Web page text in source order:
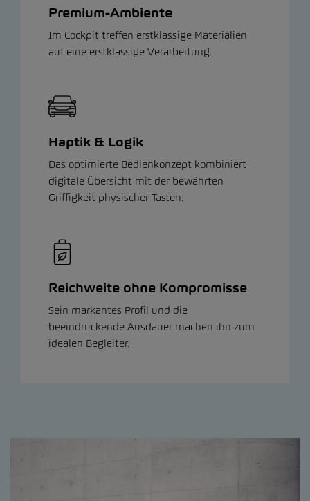
Premium-Ambiente
Im Cockpit treffen erstklassige Materialien
auf eine erstklassige Verarbeitung.
Haptik & Logik
Das optimierte Bedienkonzept kombiniert
digitale Übersicht mit der bewährten
Griffigkeit physischer Tasten.
Reichweite ohne Kompromisse
Sein markantes Profil und die
beeindruckende Ausdauer machen ihn zum
idealen Begleiter.